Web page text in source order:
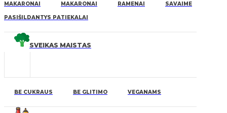
MAKARONAI MAKARONAI RAMENAI SAVAIME
PASIŠILDANTYS PATIEKALAI
SVEIKAS MAISTAS
BE CUKRAUS BE GLITIMO VEGANAMS